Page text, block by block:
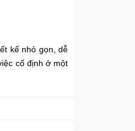
kế nhỏ gọn, dễ
cố định ở một